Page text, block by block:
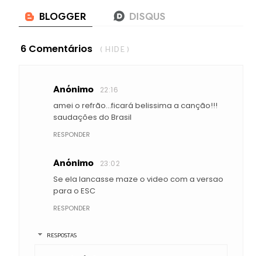
6 Comentários ( HIDE )
Anónimo 22:16
amei o refrão...ficará belissima a canção!!!
saudações do Brasil
RESPONDER
Anónimo 23:02
Se ela lancasse maze o video com a versao
para o ESC
RESPONDER
RESPOSTAS